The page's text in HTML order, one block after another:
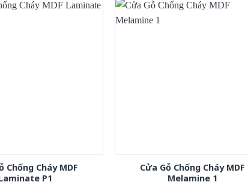
Chống Cháy MDF
P1
Cửa Gỗ Chống Cháy MDF
Melamine 1